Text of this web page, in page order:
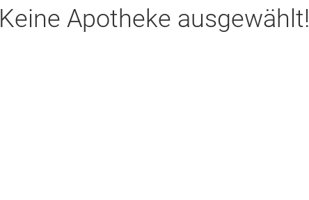
Keine Apotheke ausgewählt!